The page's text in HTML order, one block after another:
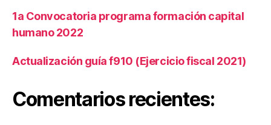
1a Convocatoria programa formación capital
humano 2022
Actualización guía f910 (Ejercicio fiscal 2021)
Comentarios recientes: